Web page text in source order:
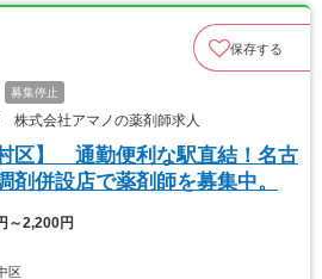
保存する
募集停止
式会社アマノの薬剤師求人
区】 通勤便利な駅直結！名古
剤併設店で薬剤師を募集中。
～2,200円
区